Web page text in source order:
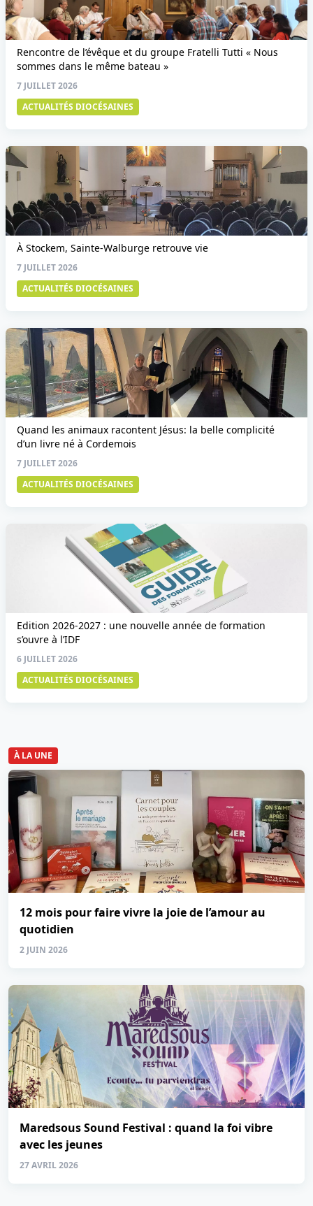
Rencontre de l’évêque et du groupe Fratelli Tutti « Nous
sommes dans le même bateau »
7 JUILLET 2026
ACTUALITÉS DIOCÉSAINES
À Stockem, Sainte-Walburge retrouve vie
7 JUILLET 2026
ACTUALITÉS DIOCÉSAINES
Quand les animaux racontent Jésus: la belle complicité
d’un livre né à Cordemois
7 JUILLET 2026
ACTUALITÉS DIOCÉSAINES
Edition 2026-2027 : une nouvelle année de formation
s’ouvre à l’IDF
6 JUILLET 2026
ACTUALITÉS DIOCÉSAINES
À LA UNE
12 mois pour faire vivre la joie de l’amour au
quotidien
2 JUIN 2026
Maredsous Sound Festival : quand la foi vibre
avec les jeunes
27 AVRIL 2026